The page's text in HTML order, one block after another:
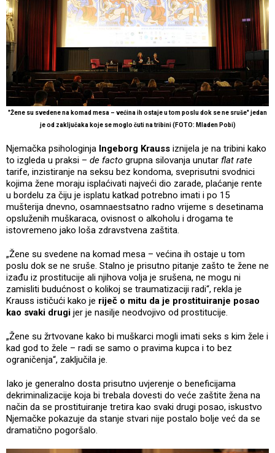
"Žene su svedene na komad mesa – većina ih ostaje u tom poslu dok se ne sruše" jedan
je od zaključaka koje se moglo čuti na tribini (FOTO: Mladen Pobi)
Njemačka psihologinja Ingeborg Krauss iznijela je na tribini kako
to izgleda u praksi – de facto grupna silovanja unutar flat rate
tarife, inzistiranje na seksu bez kondoma, sveprisutni svodnici
kojima žene moraju isplaćivati najveći dio zarade, plaćanje rente
u bordelu za čiju je isplatu katkad potrebno imati i po 15
mušterija dnevno, osamnaestsatno radno vrijeme s desetinama
opsluženih muškaraca, ovisnost o alkoholu i drogama te
istovremeno jako loša zdravstvena zaštita.
„Žene su svedene na komad mesa – većina ih ostaje u tom
poslu dok se ne sruše. Stalno je prisutno pitanje zašto te žene ne
izađu iz prostitucije ali njihova volja je srušena, ne mogu ni
zamisliti budućnost o kolikoj se traumatizaciji radi“, rekla je
Krauss ističući kako je riječ o mitu da je prostituiranje posao
kao svaki drugi jer je nasilje neodvojivo od prostitucije.
„Žene su žrtvovane kako bi muškarci mogli imati seks s kim žele i
kad god to žele – radi se samo o pravima kupca i to bez
ograničenja“, zaključila je.
Iako je generalno dosta prisutno uvjerenje o beneficijama
dekriminalizacije koja bi trebala dovesti do veće zaštite žena na
način da se prostituiranje tretira kao svaki drugi posao, iskustvo
Njemačke pokazuje da stanje stvari nije postalo bolje već da se
dramatično pogoršalo.